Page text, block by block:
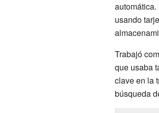
usando
Trabajó
que usaba
clave en la
búsqueda